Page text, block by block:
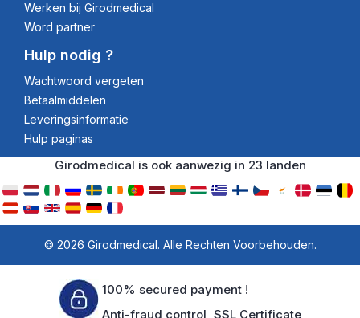
Werken bij Girodmedical
Word partner
Hulp nodig ?
Wachtwoord vergeten
Betaalmiddelen
Leveringsinformatie
Hulp paginas
Girodmedical is ook aanwezig in 23 landen
© 2026 Girodmedical. Alle Rechten Voorbehouden.
100% secured payment !
Anti-fraud control, SSL Certificate